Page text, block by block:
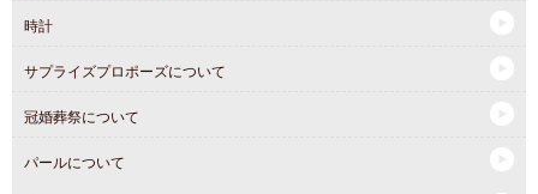
時計
サプライズプロポーズについて
冠婚葬祭について
パールについて